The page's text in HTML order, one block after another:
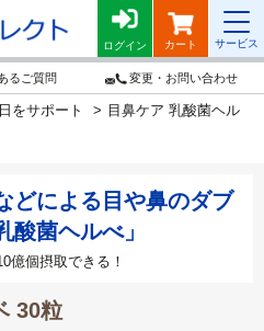
ログイン カート サービス
るご質問 変更・お問い合わせ
をサポート
目鼻ケア 乳酸菌ヘル
どによる目や鼻のダブ
酸菌ヘルべ」
億個摂取できる！
30粒